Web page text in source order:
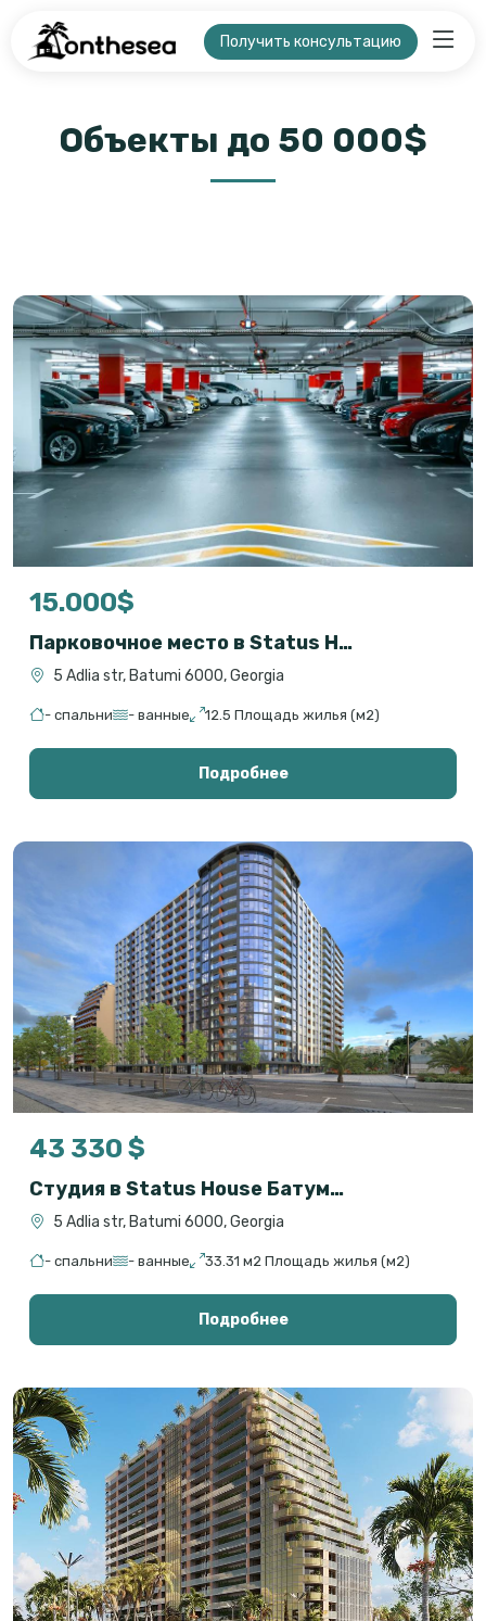
Получить консультацию
Объекты до 50 000$
15.000$
Парковочное место в Status House Батуми – рассрочка, выгодная цена
5 Adlia str, Batumi 6000, Georgia
- спальни - ванные 12.5 Площадь жилья (м2)
Подробнее
43 330 $
Студия в Status House Батуми – 33 м², 18 этаж, рассрочка, сдача 2027
5 Adlia str, Batumi 6000, Georgia
- спальни - ванные 33.31 м2 Площадь жилья (м2)
Подробнее